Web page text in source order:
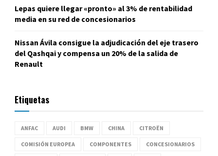
Lepas quiere llegar «pronto» al 3% de rentabilidad
media en su red de concesionarios
Nissan Ávila consigue la adjudicación del eje trasero
del Qashqai y compensa un 20% de la salida de
Renault
Etiquetas
ANFAC AUDI BMW CHINA CITROËN
COMISIÓN EUROPEA COMPONENTES CONCESIONARIOS